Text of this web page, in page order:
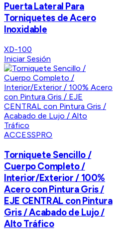
Puerta Lateral Para
Torniquetes de Acero
Inoxidable
XD-100
Iniciar Sesión
ACCESSPRO
Torniquete Sencillo /
Cuerpo Completo /
Interior/Exterior / 100%
Acero con Pintura Gris /
EJE CENTRAL con Pintura
Gris / Acabado de Lujo /
Alto Tráfico